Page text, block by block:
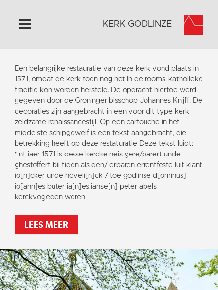
Home
Algemeen
Historie
Omgeving
Activiteiten
Steun ons
Contact
Vaktaal
KERK GODLINZE
Een belangrijke restauratie van deze kerk vond plaats in
1571, omdat de kerk toen nog net in de rooms-katholieke
traditie kon worden hersteld. De opdracht hiertoe werd
gegeven door de Groninger bisschop Johannes Knijff. De
decoraties zijn aangebracht in een voor dit type kerk
zeldzame renaissancestijl. Op een cartouche in het
middelste schipgewelf is een tekst aangebracht, die
betrekking heeft op deze restaturatie Deze tekst luidt:
"int iaer 1571 is desse kercke neis gere/parert unde
ghestoffert bii tiden als den/ erbaren errentfeste luit klant
io[n]cker unde hoveli[n]ck / toe godlinse d[ominus]
io[ann]es buter ia[n]es ianse[n] peter abels
kerckvogeden weren.
LEES MEER